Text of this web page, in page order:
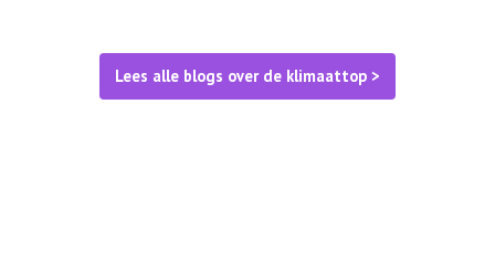
Lees alle blogs over de klimaattop >